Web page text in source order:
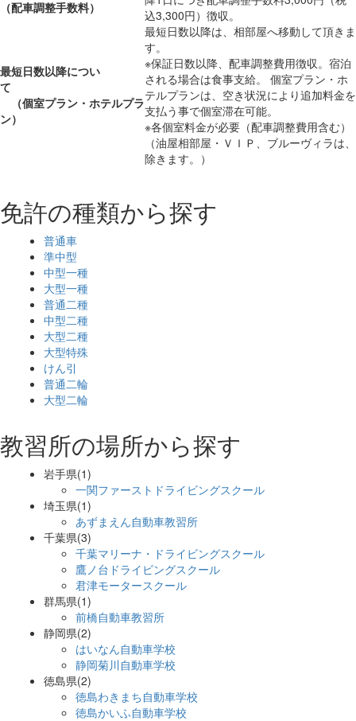
（配車調整手数料）
込3,300円）徴収。
最短日数以降につい
て
（個室プラン・ホテルプラ
ン）
最短日数以降は、相部屋へ移動して頂きま
す。
※保証日数以降、配車調整費用徴収。宿泊
される場合は食事支給。 個室プラン・ホ
テルプランは、空き状況により追加料金を
支払う事で個室滞在可能。
※各個室料金が必要（配車調整費用含む）
（油屋相部屋・ＶＩＰ、ブルーヴィラは、
除きます。）
免許の種類から探す
普通車
準中型
中型一種
大型一種
普通二種
中型二種
大型二種
大型特殊
けん引
普通二輪
大型二輪
教習所の場所から探す
岩手県(1)
一関ファーストドライビングスクール
埼玉県(1)
あずまえん自動車教習所
千葉県(3)
千葉マリーナ・ドライビングスクール
鷹ノ台ドライビングスクール
君津モータースクール
群馬県(1)
前橋自動車教習所
静岡県(2)
はいなん自動車学校
静岡菊川自動車学校
徳島県(2)
徳島わきまち自動車学校
徳島かいふ自動車学校